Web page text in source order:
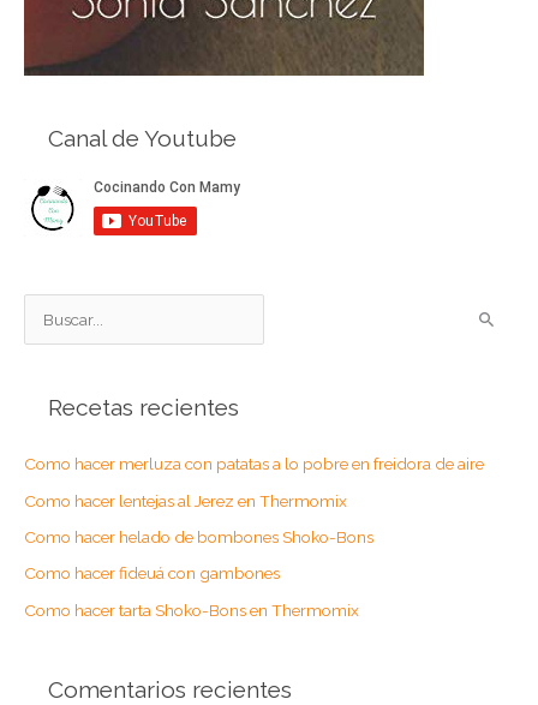
Canal de Youtube
u
r
p
o
r
Recetas recientes
Como hacer merluza con patatas a lo pobre en freidora de aire
Como hacer lentejas al Jerez en Thermomix
Como hacer helado de bombones Shoko-Bons
Como hacer fideuá con gambones
Como hacer tarta Shoko-Bons en Thermomix
Comentarios recientes